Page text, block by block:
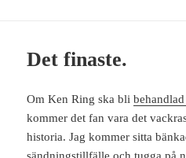
Det finaste.
Om Ken Ring ska bli
kommer det fan vara det
historia. Jag kommer sitta